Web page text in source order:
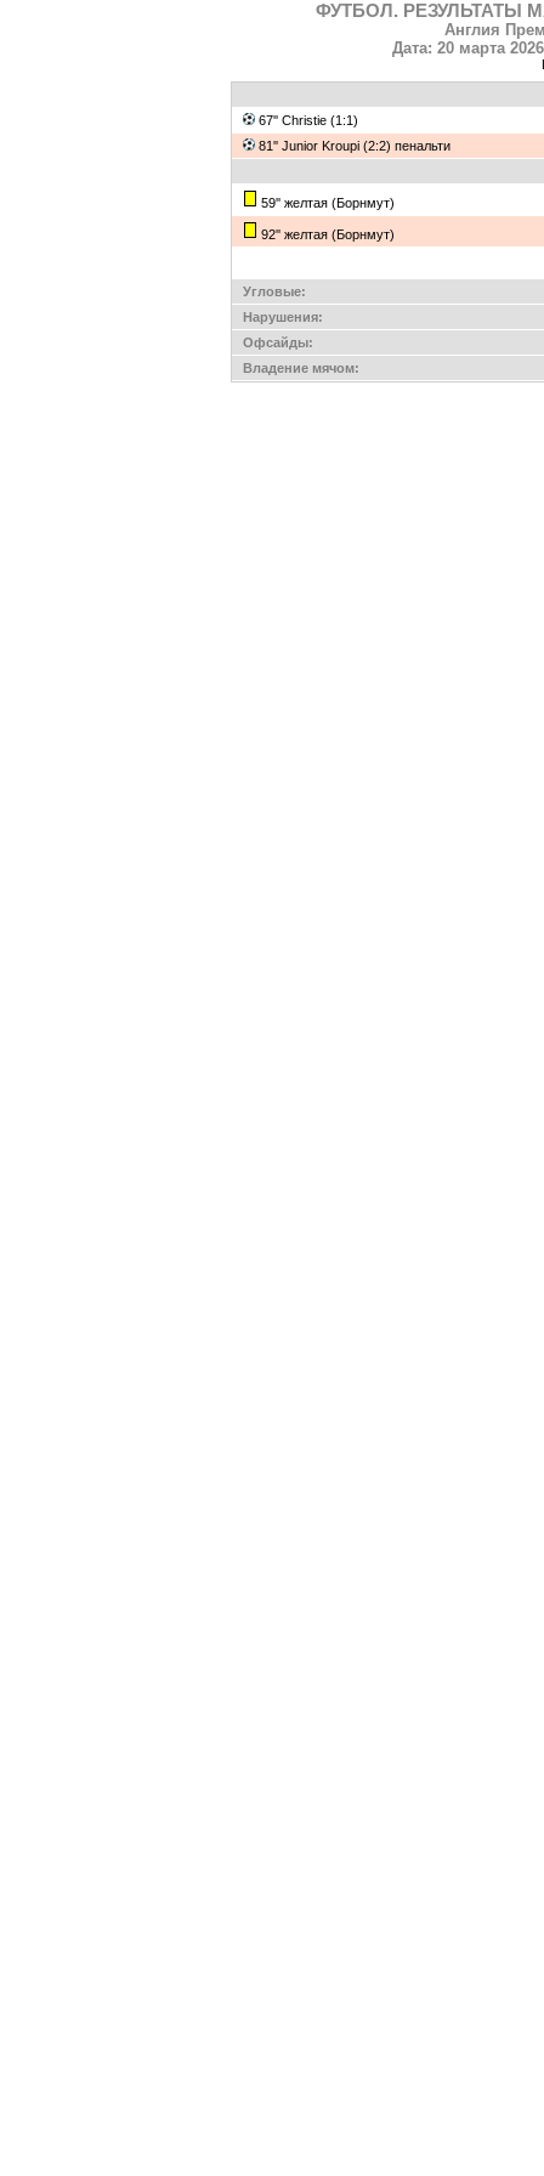
ФУТБОЛ. РЕЗУЛЬТАТЫ
Англия
Дата: 20 марта
67'' Christie (1:1)
81'' Junior Kroupi (2:2) пенальти
59'' желтая (Борнмут)
92'' желтая (Борнмут)
Угловые:
Нарушения:
Офсайды:
Владение мячом: